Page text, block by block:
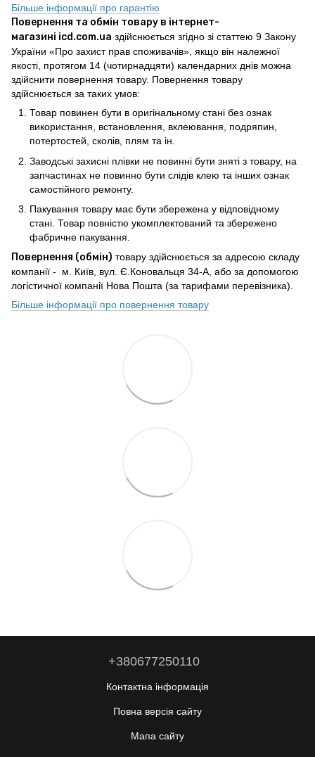
Більше інформації про гарантію
Повернення та обмін товару в інтернет-
магазині icd.com.ua здійснюється згідно зі статтею 9 Закону
України «Про захист прав споживачів», якщо він належної
якості, протягом 14 (чотирнадцяти) календарних днів можна
здійснити повернення товару. Повернення товару
здійснюється за таких умов:
Товар повинен бути в оригінальному стані без ознак
використання, встановлення, вклеювання, подряпин,
потертостей, сколів, плям та ін.
Заводські захисні плівки не повинні бути зняті з товару, на
запчастинах не повинно бути слідів клею та інших ознак
самостійного ремонту.
Пакування товару має бути збережена у відповідному
стані. Товар повністю укомплектований та збережено
фабричне пакування.
Повернення (обмін) товару здійснюється за адресою складу
компанії - м. Київ, вул. Є.Коновальця 34-А, або за допомогою
логістичної компанії Нова Пошта (за тарифами перевізника).
Більше інформації про повернення товару
+380677250110
Контактна інформація
Повна версія сайту
Мапа сайту